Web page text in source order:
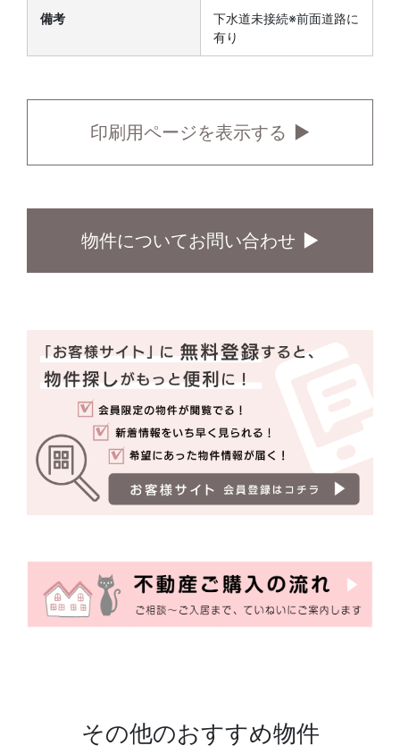
備考
下水道未接続※前面道路に
有り
印刷用ページを表示する
物件についてお問い合わせ
その他のおすすめ物件